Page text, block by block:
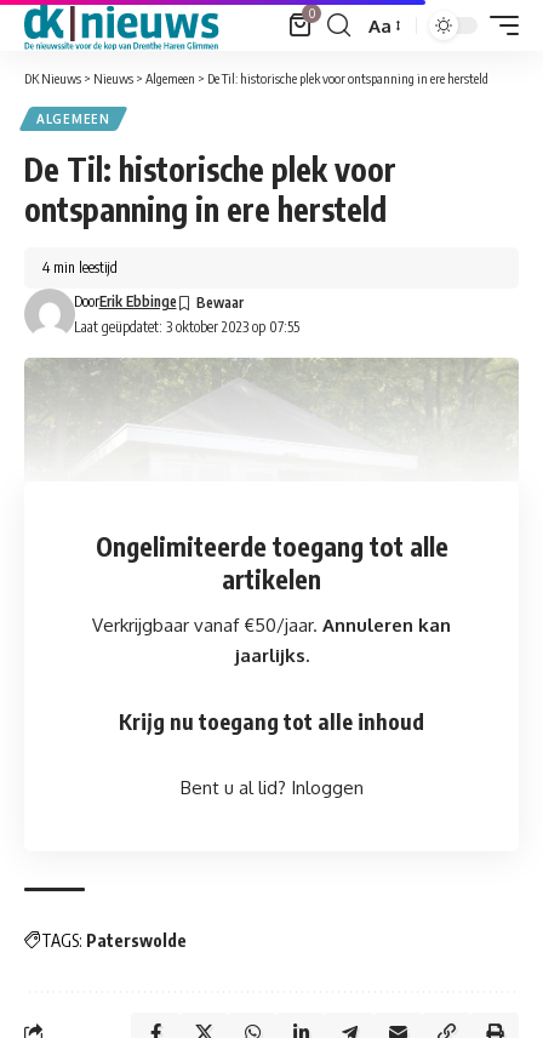
0
Font
Resizer
Aa
DK Nieuws > Nieuws > Algemeen > De Til: historische plek voor ontspanning in ere hersteld
ALGEMEEN
De Til: historische plek voor
ontspanning in ere hersteld
Laat geüpdatet: 3 oktober 2023 op 07:55
DoorErik Ebbinge
4 min leestijd
Ongelimiteerde toegangtot alle
artikelen
Verkrijgbaar vanaf €50/jaar. Annuleren kan
jaarlijks.
Krijg nu toegang tot alle inhoud
Bent u al lid? Inloggen
TAGS: Paterswolde